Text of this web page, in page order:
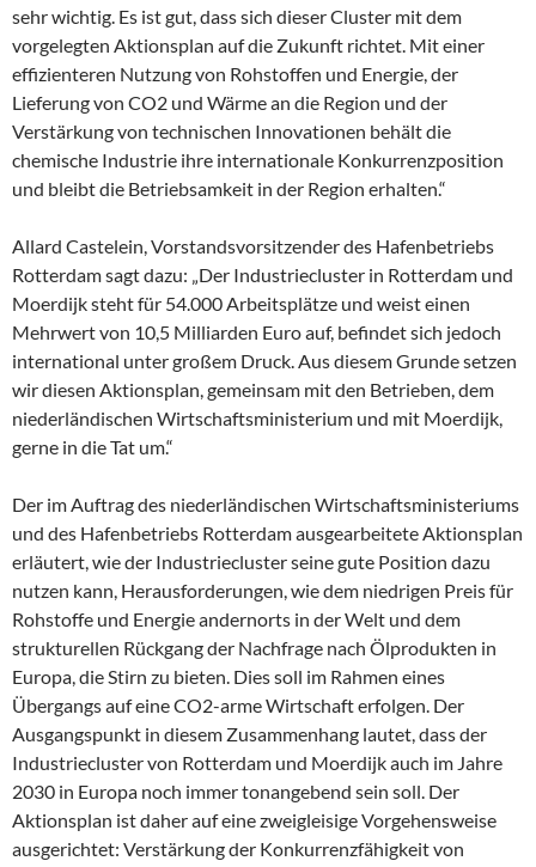
sehr wichtig. Es ist gut, dass sich dieser Cluster mit dem
vorgelegten Aktionsplan auf die Zukunft richtet. Mit einer
effizienteren Nutzung von Rohstoffen und Energie, der
Lieferung von CO2 und Wärme an die Region und der
Verstärkung von technischen Innovationen behält die
chemische Industrie ihre internationale Konkurrenzposition
und bleibt die Betriebsamkeit in der Region erhalten.“
Allard Castelein, Vorstandsvorsitzender des Hafenbetriebs
Rotterdam sagt dazu: „Der Industriecluster in Rotterdam und
Moerdijk steht für 54.000 Arbeitsplätze und weist einen
Mehrwert von 10,5 Milliarden Euro auf, befindet sich jedoch
international unter großem Druck. Aus diesem Grunde setzen
wir diesen Aktionsplan, gemeinsam mit den Betrieben, dem
niederländischen Wirtschaftsministerium und mit Moerdijk,
gerne in die Tat um.“
Der im Auftrag des niederländischen Wirtschaftsministeriums
und des Hafenbetriebs Rotterdam ausgearbeitete Aktionsplan
erläutert, wie der Industriecluster seine gute Position dazu
nutzen kann, Herausforderungen, wie dem niedrigen Preis für
Rohstoffe und Energie andernorts in der Welt und dem
strukturellen Rückgang der Nachfrage nach Ölprodukten in
Europa, die Stirn zu bieten. Dies soll im Rahmen eines
Übergangs auf eine CO2-arme Wirtschaft erfolgen. Der
Ausgangspunkt in diesem Zusammenhang lautet, dass der
Industriecluster von Rotterdam und Moerdijk auch im Jahre
2030 in Europa noch immer tonangebend sein soll. Der
Aktionsplan ist daher auf eine zweigleisige Vorgehensweise
ausgerichtet: Verstärkung der Konkurrenzfähigkeit von